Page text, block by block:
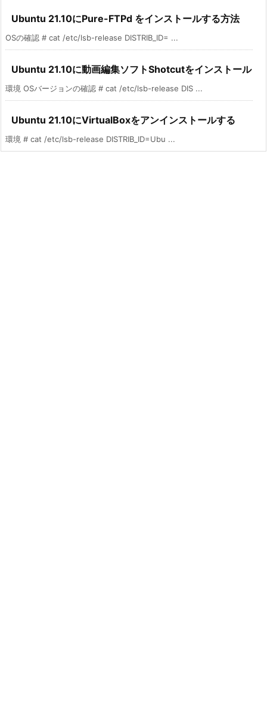
Ubuntu 21.10にPure-FTPd をインストールする方法
OSの確認 # cat /etc/lsb-release DISTRIB_ID= ...
Ubuntu 21.10に動画編集ソフトShotcutをインストール
環境 OSバージョンの確認 # cat /etc/lsb-release DIS ...
Ubuntu 21.10にVirtualBoxをアンインストールする
環境 # cat /etc/lsb-release DISTRIB_ID=Ubu ...